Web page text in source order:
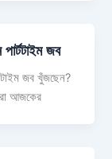
জব
টাইম জব খুঁজছেন?
আজকের